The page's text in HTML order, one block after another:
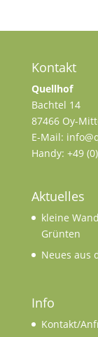
Kontakt
Quellhof
Bachtel 14
87466 Oy-
E-Mail:
Handy: +49
Aktuelles
kleine
Grünten
Neues aus
Info
Kontakt/